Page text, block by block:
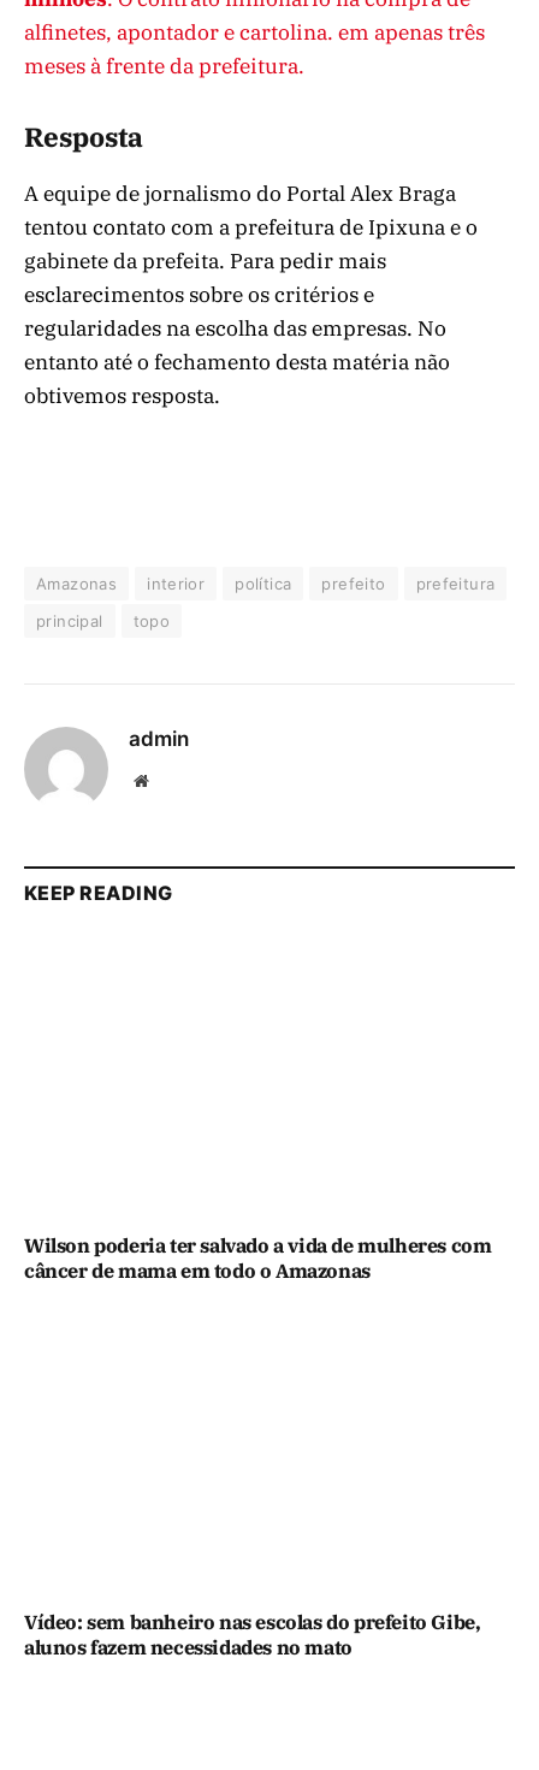
alfinetes, apontador e cartolina. em apenas três
meses à frente da prefeitura.
Resposta
A equipe de jornalismo do Portal Alex Braga
tentou contato com a prefeitura de Ipixuna e o
gabinete da prefeita. Para pedir mais
esclarecimentos sobre os critérios e
regularidades na escolha das empresas. No
entanto até o fechamento desta matéria não
obtivemos resposta.
Amazonas interior política prefeito
prefeitura
principal
topo
admin
Website
KEEP READING
Wilson poderia ter salvado a vida de mulheres com
câncer de mama em todo o Amazonas
Vídeo: sem banheiro nas escolas do prefeito Gibe,
alunos fazem necessidades no mato